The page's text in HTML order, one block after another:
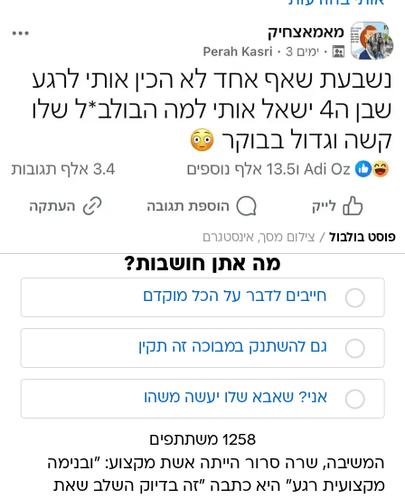
פוסט בולבול / צילום מסך, אינסטגרם
מה אתן חושבות?
חייבים לדבר על הכל מוקדם
גם להשתנק במבוכה זה תקין
אני? שאבא שלו יעשה משהו
1258 משתתפים
המשיבה, שרה סרור הייתה אשת מקצוע: "ובנימה
מקצועית רגע" היא כתבה "זה בדיוק השלב שאת